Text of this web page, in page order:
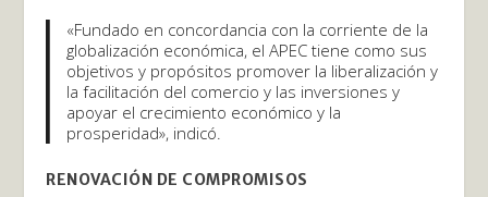
«Fundado en concordancia con la corriente de la
globalización económica, el APEC tiene como sus
objetivos y propósitos promover la liberalización y
la facilitación del comercio y las inversiones y
apoyar el crecimiento económico y la
prosperidad», indicó.
RENOVACIÓN DE COMPROMISOS